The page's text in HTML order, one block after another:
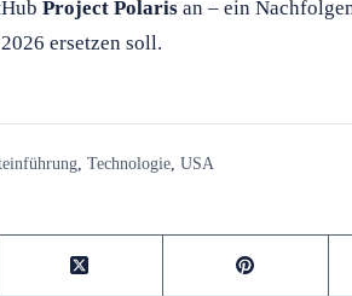
Project Polaris an – ein
ersetzen soll.
Technologie USA